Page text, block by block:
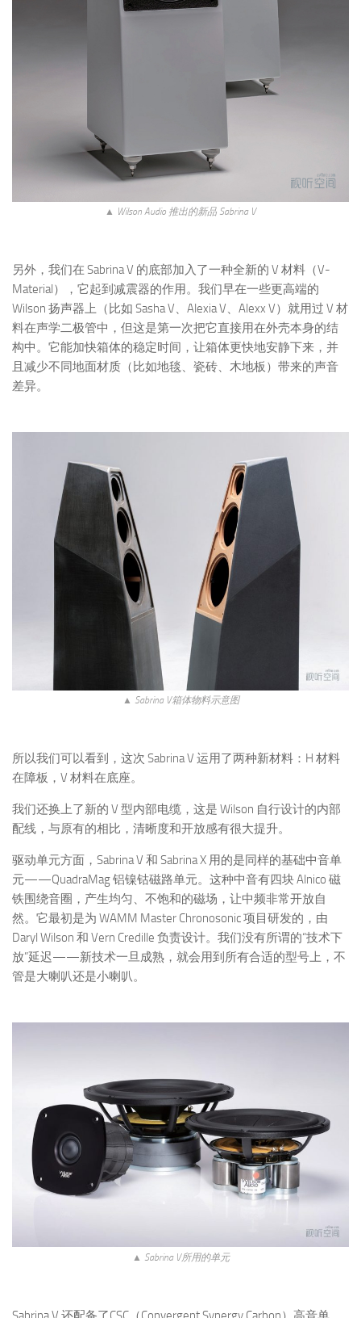
▲ Wilson Audio 推出的新品 Sabrina V
另外，我们在 Sabrina V 的底部加入了一种全新的 V 材料（V-
Material），它起到减震器的作用。我们早在一些更高端的
Wilson 扬声器上（比如 Sasha V、Alexia V、Alexx V）就用过 V 材
料在声学二极管中，但这是第一次把它直接用在外壳本身的结
构中。它能加快箱体的稳定时间，让箱体更快地安静下来，并
且减少不同地面材质（比如地毯、瓷砖、木地板）带来的声音
差异。
▲ Sabrina V箱体物料示意图
所以我们可以看到，这次 Sabrina V 运用了两种新材料：H 材料
在障板，V 材料在底座。
我们还换上了新的 V 型内部电缆，这是 Wilson 自行设计的内部
配线，与原有的相比，清晰度和开放感有很大提升。
驱动单元方面，Sabrina V 和 Sabrina X 用的是同样的基础中音单
元——QuadraMag 铝镍钴磁路单元。这种中音有四块 Alnico 磁
铁围绕音圈，产生均匀、不饱和的磁场，让中频非常开放自
然。它最初是为 WAMM Master Chronosonic 项目研发的，由
Daryl Wilson 和 Vern Credille 负责设计。我们没有所谓的“技术下
放”延迟——新技术一旦成熟，就会用到所有合适的型号上，不
管是大喇叭还是小喇叭。
▲ Sabrina V所用的单元